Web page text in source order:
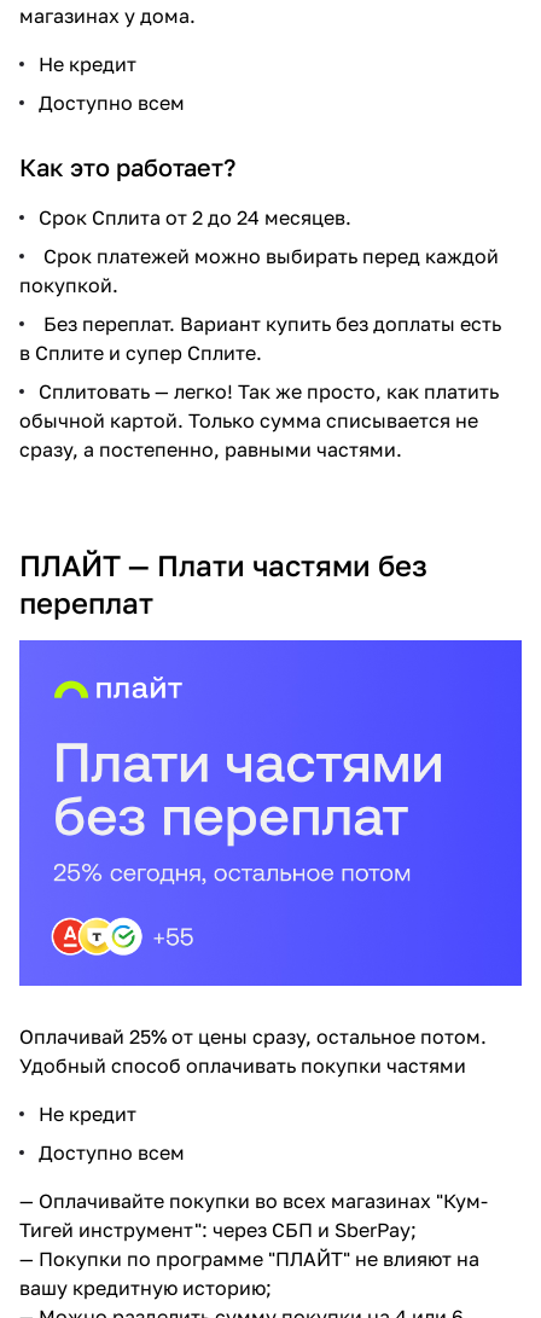
магазинах у дома.
Не кредит
Доступно всем
Как это работает?
Срок Сплита от 2 до 24 месяцев.
Срок платежей можно выбирать перед каждой
покупкой.
Без переплат. Вариант купить без доплаты есть
в Сплите и супер Сплите.
Сплитовать — легко! Так же просто, как платить
обычной картой. Только сумма списывается не
сразу, а постепенно, равными частями.
ПЛАЙТ — Плати частями без
переплат
Оплачивай 25% от цены сразу, остальное потом.
Удобный способ оплачивать покупки частями
Не кредит
Доступно всем
— Оплачивайте покупки во всех магазинах "Кум-
Тигей инструмент": через СБП и SberPay;
— Покупки по программе "ПЛАЙТ" не влияют на
вашу кредитную историю;